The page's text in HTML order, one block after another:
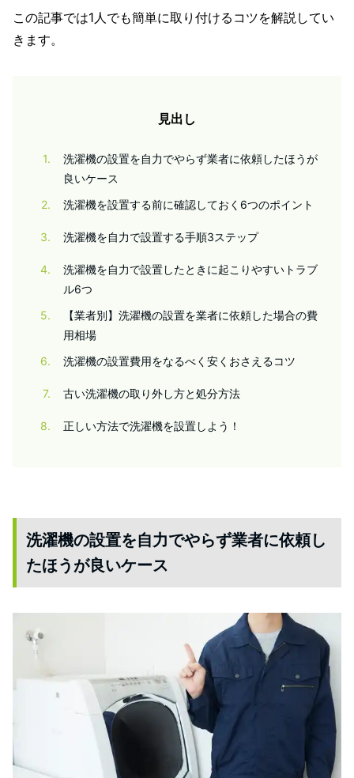
この記事では1人でも簡単に取り付けるコツを解説してい
きます。
見出し
1
洗濯機の設置を自力でやらず業者に依頼したほうが
良いケース
2
洗濯機を設置する前に確認しておく6つのポイント
3 洗濯機を自力で設置する手順3ステップ
4
洗濯機を自力で設置したときに起こりやすいトラブ
ル6つ
5
【業者別】洗濯機の設置を業者に依頼した場合の費
用相場
6
洗濯機の設置費用をなるべく安くおさえるコツ
7 古い洗濯機の取り外し方と処分方法
8 正しい方法で洗濯機を設置しよう！
洗濯機の設置を自力でやらず業者に依頼し
たほうが良いケース